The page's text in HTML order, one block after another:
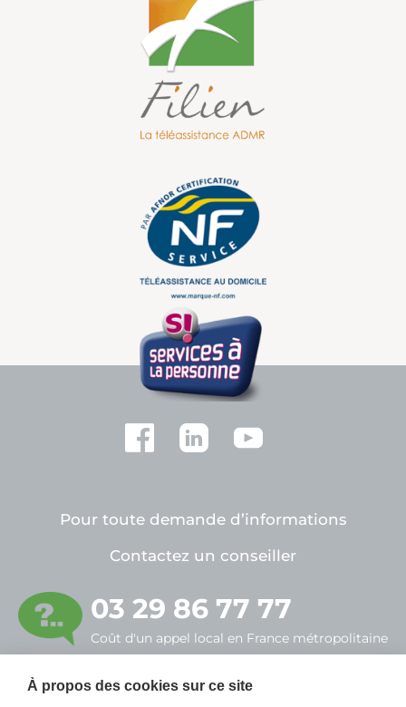
À propos des cookies sur ce site
Pour toute demande d’informations
Contactez un conseiller
03 29 86 77 77
Coût d'un appel local en France métropolitaine
FILIEN ADMR